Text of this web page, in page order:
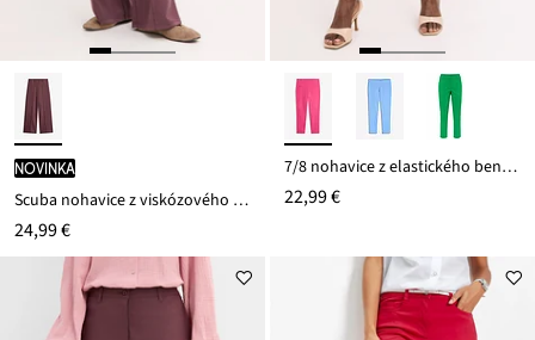
novinka
Scuba nohavice z viskózového mixu
24,99 €
7/8 nohavice z elastického bengalínu
22,99 €